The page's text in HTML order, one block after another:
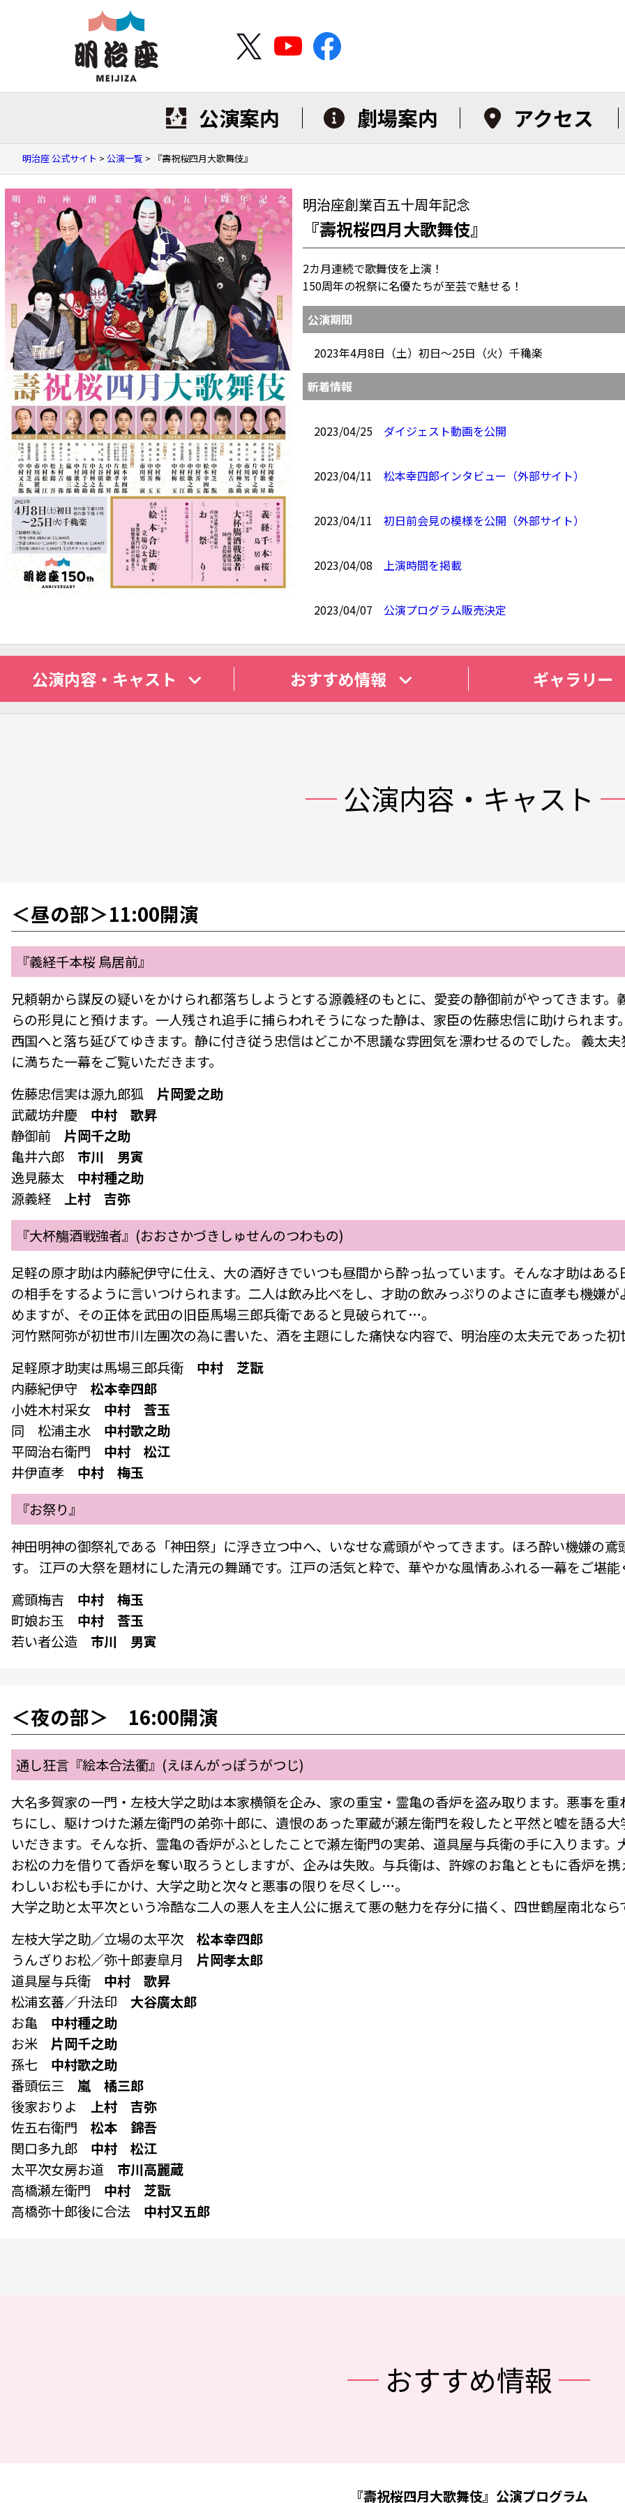
公演案内 劇場案内 アクセス
明治座 公式サイト > 公演一覧 > 『壽祝桜四月大歌舞伎』
明治座創業百五十周年記念
『壽祝桜四月大歌舞伎』
2カ月連続で歌舞伎を上演！
150周年の祝祭に名優たちが至芸で魅せる！
公演期間
2023年4月8日（土）初日～25日（火）千穐楽
新着情報
2023/04/25 ダイジェスト動画を公開
2023/04/11 松本幸四郎インタビュー（外部サイト）
2023/04/11 初日前会見の模様を公開（外部サイト）
2023/04/08 上演時間を掲載
2023/04/07 公演プログラム販売決定
公演内容・ キャスト おすすめ情報 ギャラリー
公演内容・キャスト
＜昼の部＞11:00開演
『義経千本桜 鳥居前』
兄頼朝から謀反の疑いをかけられ都落ちしようとする源義経のもとに、愛妾の静御前がやってきます
らの形見にと預けます。一人残され追手に捕らわれそうになった静は、家臣の佐藤忠信に助けられます
西国へと落ち延びてゆきます。静に付き従う忠信はどこか不思議な雰囲気を漂わせるのでした。 義太
に満ちた一幕をご覧いただきます。
佐藤忠信実は源九郎狐 片岡愛之助
武蔵坊弁慶 中村 歌昇
静御前 片岡千之助
亀井六郎 市川 男寅
逸見藤太 中村種之助
源義経 上村 吉弥
『大杯觴酒戦強者』(おおさかづきしゅせんのつわもの)
足軽の原才助は内藤紀伊守に仕え、大の酒好きでいつも昼間から酔っ払っています。そんな才助はあ
の相手をするように言いつけられます。二人は飲み比べをし、才助の飲みっぷりのよさに直孝も機嫌
めますが、その正体を武田の旧臣馬場三郎兵衛であると見破られて…。
河竹黙阿弥が初世市川左團次の為に書いた、酒を主題にした痛快な内容で、明治座の太夫元であった
足軽原才助実は馬場三郎兵衛 中村 芝翫
内藤紀伊守 松本幸四郎
小姓木村采女 中村 莟玉
同 松浦主水 中村歌之助
平岡治右衛門 中村 松江
井伊直孝 中村 梅玉
『お祭り』
神田明神の御祭礼である「神田祭」に浮き立つ中へ、いなせな鳶頭がやってきます。ほろ酔い機嫌の
す。 江戸の大祭を題材にした清元の舞踊です。江戸の活気と粋で、華やかな風情あふれる一幕をご堪能
鳶頭梅吉 中村 梅玉
町娘お玉 中村 莟玉
若い者公造 市川 男寅
＜夜の部＞ 16:00開演
通し狂言『絵本合法衢』(えほんがっぽうがつじ)
大名多賀家の一門・左枝大学之助は本家横領を企み、家の重宝・霊亀の香炉を盗み取ります。悪事を
ちにし、駆けつけた瀬左衛門の弟弥十郎に、遺恨のあった軍蔵が瀬左衛門を殺したと平然と嘘を語る
いだきます。そんな折、霊亀の香炉がふとしたことで瀬左衛門の実弟、道具屋与兵衛の手に入ります
お松の力を借りて香炉を奪い取ろうとしますが、企みは失敗。与兵衛は、許嫁のお亀とともに香炉を
わしいお松も手にかけ、大学之助と次々と悪事の限りを尽くし…。
大学之助と太平次という冷酷な二人の悪人を主人公に据えて悪の魅力を存分に描く、四世鶴屋南北なら
左枝大学之助／立場の太平次 松本幸四郎
うんざりお松／弥十郎妻皐月 片岡孝太郎
道具屋与兵衛 中村 歌昇
松浦玄蕃／升法印 大谷廣太郎
お亀 中村種之助
お米 片岡千之助
孫七 中村歌之助
番頭伝三 嵐 橘三郎
後家おりよ 上村 吉弥
佐五右衛門 松本 錦吾
関口多九郎 中村 松江
太平次女房お道 市川高麗蔵
高橋瀬左衛門 中村 芝翫
高橋弥十郎後に合法 中村又五郎
おすすめ情報
『壽祝桜四月大歌舞伎』公演プログラム